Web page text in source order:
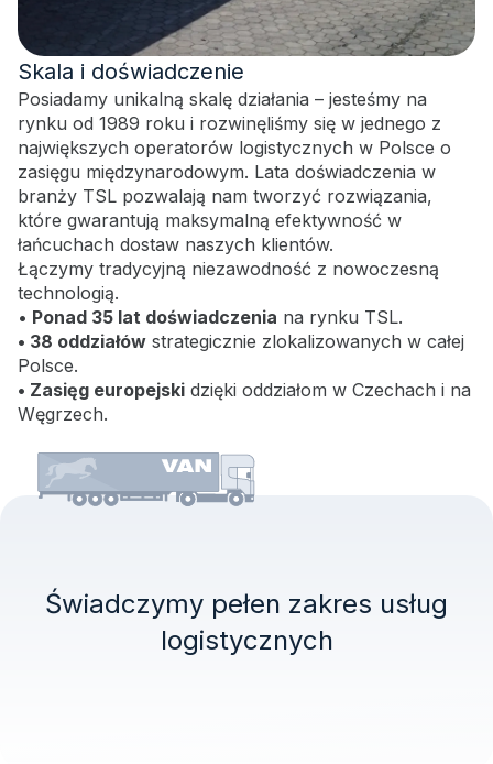
Skala i doświadczenie
Posiadamy unikalną skalę działania – jesteśmy na
rynku od 1989 roku i rozwinęliśmy się w jednego z
największych operatorów logistycznych w Polsce o
zasięgu międzynarodowym. Lata doświadczenia w
branży TSL pozwalają nam tworzyć rozwiązania,
które gwarantują maksymalną efektywność w
łańcuchach dostaw naszych klientów.
Łączymy tradycyjną niezawodność z nowoczesną
technologią.
• Ponad 35 lat doświadczenia na rynku TSL.
• 38 oddziałów strategicznie zlokalizowanych w całej
Polsce.
• Zasięg europejski dzięki oddziałom w Czechach i na
Węgrzech.
Świadczymy pełen zakres usług
logistycznych